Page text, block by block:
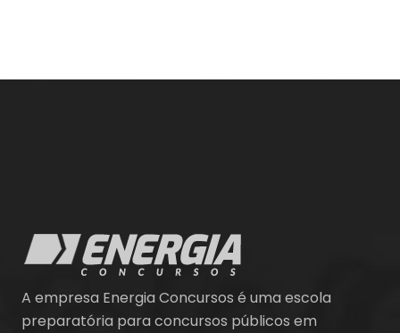
A empresa Energia Concursos é uma escola
preparatória para concursos públicos em